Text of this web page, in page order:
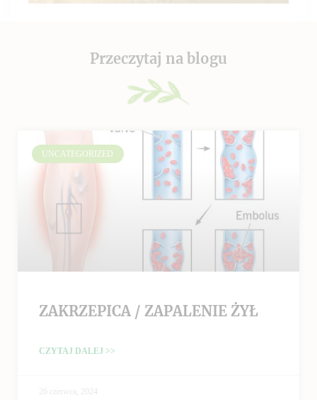
Przeczytaj na blogu
UNCATEGORIZED
ZAKRZEPICA / ZAPALENIE ŻYŁ
CZYTAJ DALEJ >>
26 czerwca, 2024